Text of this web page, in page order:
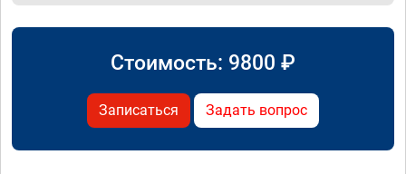
Стоимость: 9800 ₽
Записаться Задать вопрос